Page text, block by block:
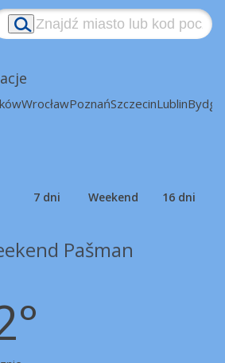
WrocławPoznańSzczecinLublin
7 dni Weekend 16 dni
Pašman